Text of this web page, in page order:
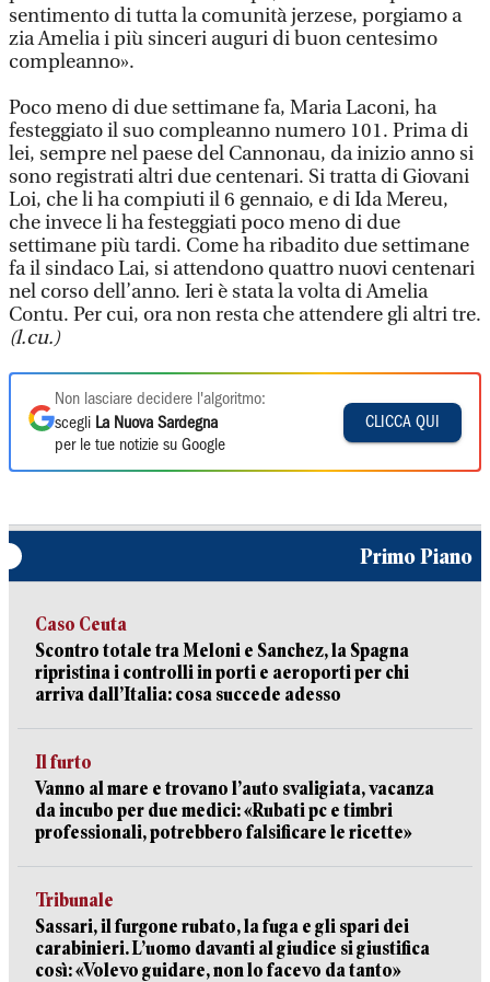
sentimento di tutta la comunità jerzese, porgiamo a
zia Amelia i più sinceri auguri di buon centesimo
compleanno».
Poco meno di due settimane fa, Maria Laconi, ha
festeggiato il suo compleanno numero 101. Prima di
lei, sempre nel paese del Cannonau, da inizio anno si
sono registrati altri due centenari. Si tratta di Giovani
Loi, che li ha compiuti il 6 gennaio, e di Ida Mereu,
che invece li ha festeggiati poco meno di due
settimane più tardi. Come ha ribadito due settimane
fa il sindaco Lai, si attendono quattro nuovi centenari
nel corso dell’anno. Ieri è stata la volta di Amelia
Contu. Per cui, ora non resta che attendere gli altri tre.
(l.cu.)
Non lasciare decidere l'algoritmo:
scegli La Nuova Sardegna
per le tue notizie su Google
CLICCA QUI
Primo Piano
Caso Ceuta
Scontro totale tra Meloni e Sanchez, la Spagna
ripristina i controlli in porti e aeroporti per chi
arriva dall’Italia: cosa succede adesso
Il furto
Vanno al mare e trovano l’auto svaligiata, vacanza
da incubo per due medici: «Rubati pc e timbri
professionali, potrebbero falsificare le ricette»
Tribunale
Sassari, il furgone rubato, la fuga e gli spari dei
carabinieri. L’uomo davanti al giudice si giustifica
così: «Volevo guidare, non lo facevo da tanto»